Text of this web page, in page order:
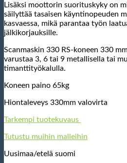
Lisäksi moottorin suorituskyky on
säilyttää tasaisen käyntinopeuden
kasvaessa, mikä parantaa työn
jälkikorjauksille.
Scanmaskin 330 RS-koneen 330
varustaa 3, 6 tai 9 metallisella tai
timanttityökalulla.
Koneen paino 65kg
Hiontaleveys 330mm valovirta
Tarkempi tuotekuvaus
Tutustu muihin malleihin
Uusimaa/etelä suomi